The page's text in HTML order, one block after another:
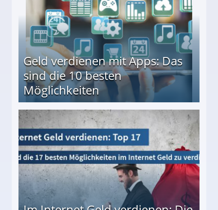
Geld verdienen mit Apps: Das
sind die 10 besten
Möglichkeiten
besten Möglichkeiten